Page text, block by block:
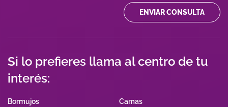
ENVIAR CONSULTA
Si lo prefieres llama al centro de tu
interés:
Bormujos Camas